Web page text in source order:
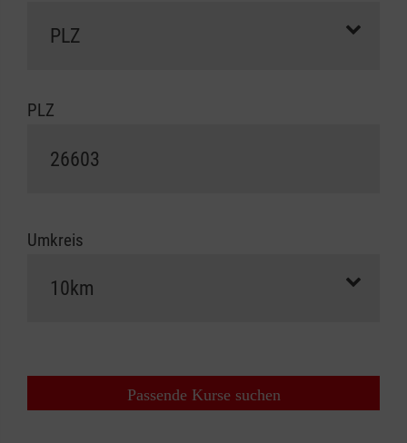
PLZ
Umkreis
Passende Kurse suchen